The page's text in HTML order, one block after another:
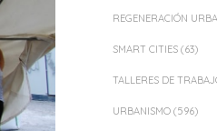
REGENERACIÓN
SMART CITIES (63)
TALLERES DE
URBANISMO (596)